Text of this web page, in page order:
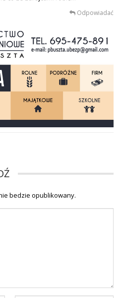
Odpowiadać
bedzie opublikowany.